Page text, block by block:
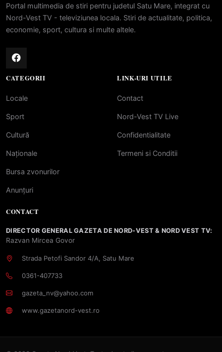
Portal multimedia de stiri pentru judetul Satu Mare, integrat cu
Nord-Vest TV - televiziunea locala. Stiri de actualitate, politica,
economie, sport, cultura si multe altele.
CATEGORII
Locale
Sport
Cultură
Naționale
Bursa zvonurilor
Anunțuri
LINK-URI UTILE
Contact
Nord-Vest TV Live
Confidentialitate
Termeni si Conditii
CONTACT
DIRECTOR GENERAL GAZETA DE NORD-VEST & NORD VEST TV:
Razvan Mircea Govor
Strada Petofi Sandor 4/A, Satu Mare
0361-407733
gazeta_nv@yahoo.com
www.gazetanord-vest.ro